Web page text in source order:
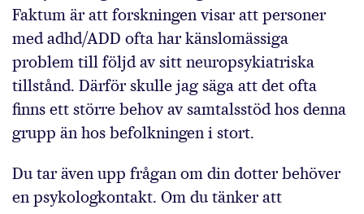
Faktum är att forskningen visar att personer
med adhd/ADD ofta har känslomässiga
problem till följd av sitt neuropsykiatriska
tillstånd. Därför skulle jag säga att det ofta
finns ett större behov av samtalsstöd hos denna
grupp än hos befolkningen i stort.
Du tar även upp frågan om din dotter behöver
en psykologkontakt. Om du tänker att